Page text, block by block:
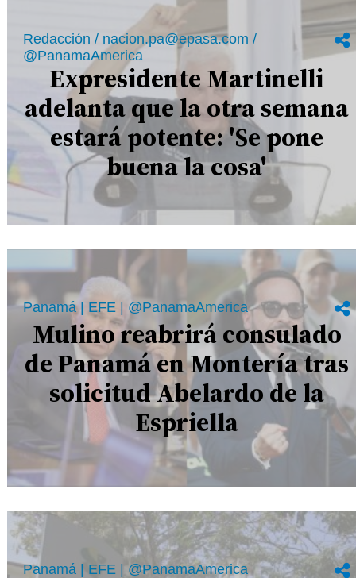
Redacción / nacion.pa@epasa.com /
@PanamaAmerica
Expresidente Martinelli
adelanta que la otra semana
estará potente: 'Se pone
buena la cosa'
Panamá | EFE | @PanamaAmerica
Mulino reabrirá consulado
de Panamá en Montería tras
solicitud Abelardo de la
Espriella
Panamá | EFE | @PanamaAmerica